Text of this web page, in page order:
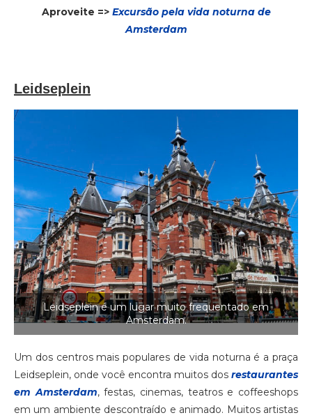
Aproveite => Excursão pela vida noturna de
Amsterdam
Leidseplein
Leidseplein é um lugar muito frequentado em
Amsterdam.
Um dos centros mais populares de vida noturna é a praça
Leidseplein, onde você encontra muitos dos restaurantes
em Amsterdam, festas, cinemas, teatros e coffeeshops
em um ambiente descontraído e animado. Muitos artistas